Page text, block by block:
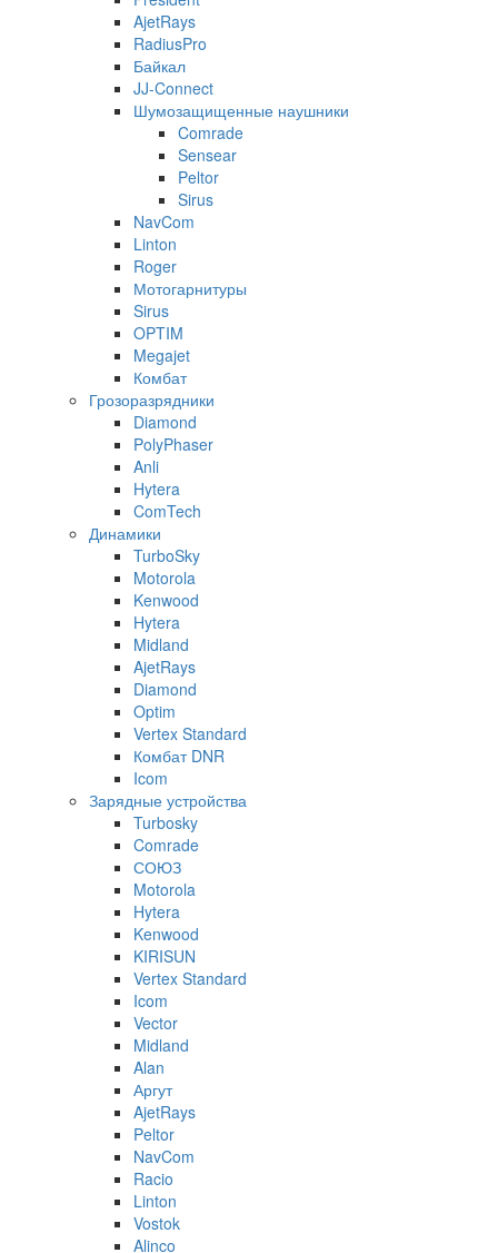
AjetRays
RadiusPro
Байкал
JJ-Connect
Шумозащищенные наушники
Comrade
Sensear
Peltor
Sirus
NavCom
Linton
Roger
Мотогарнитуры
Sirus
OPTIM
Megajet
Комбат
Грозоразрядники
Diamond
PolyPhaser
Anli
Hytera
ComTech
Динамики
TurboSky
Motorola
Kenwood
Hytera
Midland
AjetRays
Diamond
Optim
Vertex Standard
Комбат DNR
Icom
Зарядные устройства
Turbosky
Comrade
СОЮЗ
Motorola
Hytera
Kenwood
KIRISUN
Vertex Standard
Icom
Vector
Midland
Alan
Аргут
AjetRays
Peltor
NavCom
Racio
Linton
Vostok
Alinco